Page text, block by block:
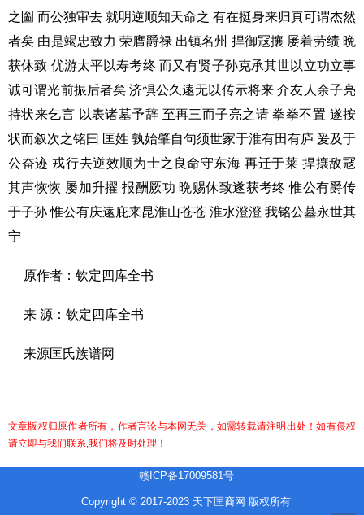
之圗 而公独审去 就明逆顺知天命之 有在挺身来归真可谓杰然
者矣 由是竭忠致力 荣膺爵禄 出镇名州 捍御冦攘 屡着劳绩 晩
获休致 优游太平以寿考终 而又有贤子孙克承其世以立功立事
诚可谓光前振后者矣 济惧公久逺无以传示将来 介友人余子亮
持状来乞言 以表诸墓予辞 至再三而子亮之请 拳拳不置 遂按
状而叙次之铭曰 匡姓 孰始肇自句须世家于淮有田有庐 爰及于
公奋迹 戎行去逆效顺为士之良命守东海 再迁于莱 捍攘敌冦
其声恢恢 屡加升擢 报酬厥功 晩赐休致遂获考终 惟公有爵传
于子孙 惟公有庆逺庇来昆淮山苍苍 淮水澄澄 我铭公墓永世其
宁
原作者：钦定四库全书
来 源：钦定四库全书
来源匡氏族谱网
文章版权归原作者所有，作者言论与本网无关，如需转载请注明出处！如有侵权
请立即与我们联系,我们将及时处理！
赣ICP备17009581号
Copyright © 2017-2023 天下匡裔网 版权所有